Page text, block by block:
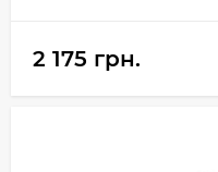
2 175 грн.